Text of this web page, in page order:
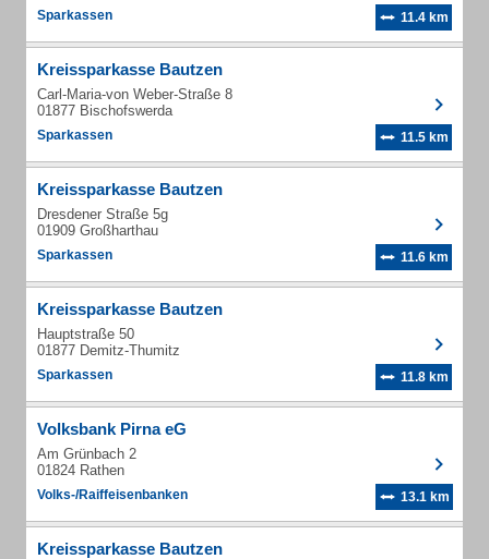
Sparkassen 11.4 km
Kreissparkasse Bautzen
Carl-Maria-von Weber-Straße 8
01877 Bischofswerda
Sparkassen 11.5 km
Kreissparkasse Bautzen
Dresdener Straße 5g
01909 Großharthau
Sparkassen 11.6 km
Kreissparkasse Bautzen
Hauptstraße 50
01877 Demitz-Thumitz
Sparkassen 11.8 km
Volksbank Pirna eG
Am Grünbach 2
01824 Rathen
Volks-/Raiffeisenbanken 13.1 km
Kreissparkasse Bautzen